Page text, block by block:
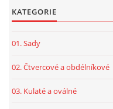
KATEGORIE
01. Sady
02. Čtvercové a obdélníkové
03. Kulaté a oválné